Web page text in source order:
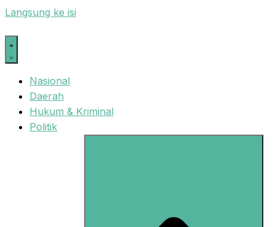
Langsung ke isi
Nasional
Daerah
Hukum & Kriminal
Politik